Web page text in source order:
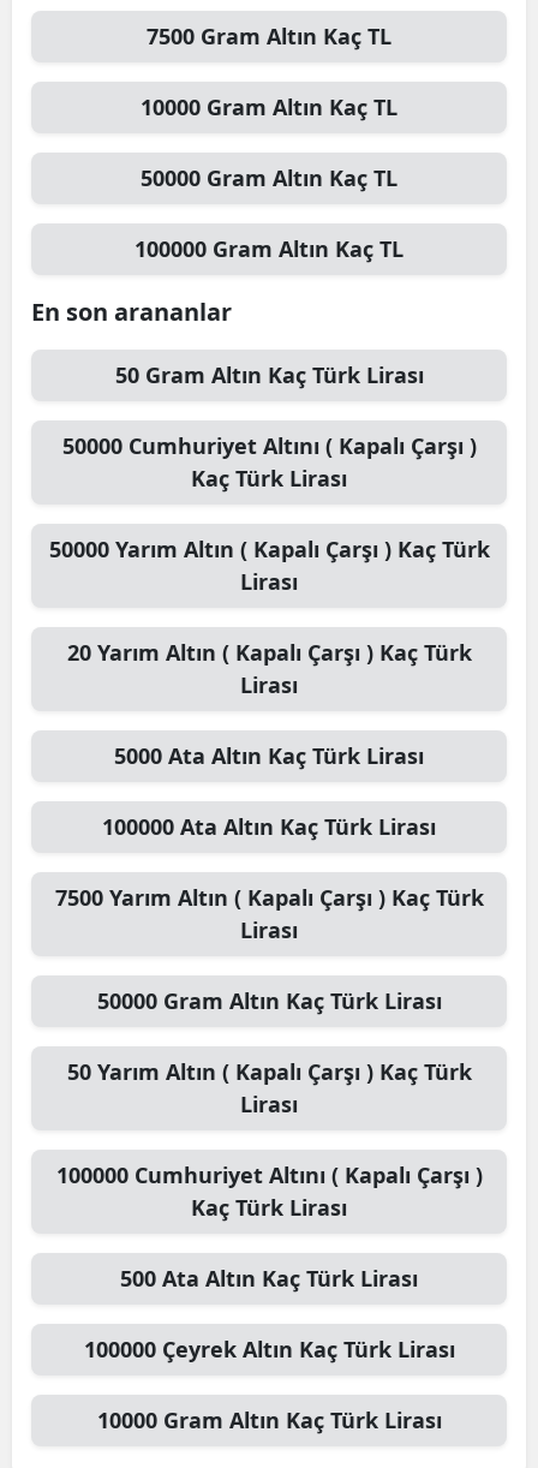
7500 Gram Altın Kaç TL
10000 Gram Altın Kaç TL
50000 Gram Altın Kaç TL
100000 Gram Altın Kaç TL
En son arananlar
50 Gram Altın Kaç Türk Lirası
50000 Cumhuriyet Altını ( Kapalı Çarşı )
Kaç Türk Lirası
50000 Yarım Altın ( Kapalı Çarşı )Kaç Türk
Lirası
20 Yarım Altın ( Kapalı Çarşı )Kaç Türk
Lirası
5000 Ata Altın Kaç Türk Lirası
100000 Ata Altın Kaç Türk Lirası
7500 Yarım Altın ( Kapalı Çarşı )Kaç Türk
Lirası
50000 Gram Altın Kaç Türk Lirası
50 Yarım Altın ( Kapalı Çarşı )Kaç Türk
Lirası
100000 Cumhuriyet Altını ( Kapalı Çarşı )
Kaç Türk Lirası
500 Ata Altın Kaç Türk Lirası
100000 Çeyrek Altın Kaç Türk Lirası
10000 Gram Altın Kaç Türk Lirası